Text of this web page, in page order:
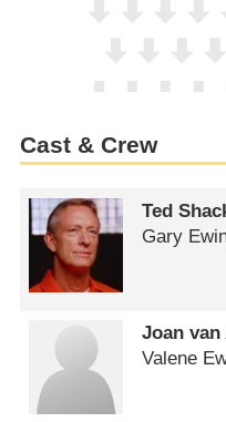
Cast & Crew
Ted
Gary
Joan van
Valene